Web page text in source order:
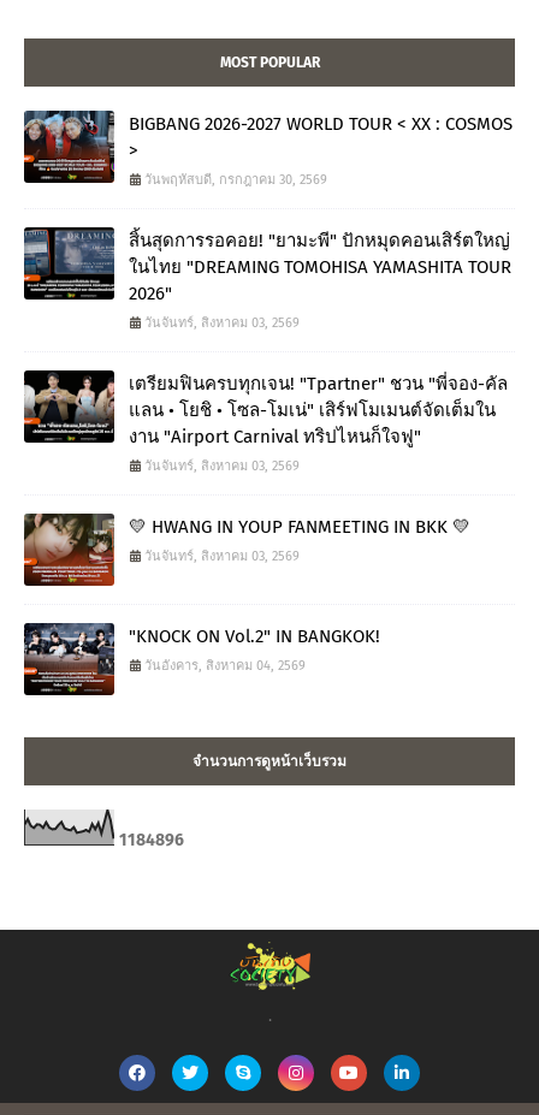
MOST POPULAR
BIGBANG 2026-2027 WORLD TOUR < XX : COSMOS
>
วันพฤหัสบดี, กรกฎาคม 30, 2569
สิ้นสุดการรอคอย! "ยามะพี" ปักหมุดคอนเสิร์ตใหญ่
ในไทย "DREAMING TOMOHISA YAMASHITA TOUR
2026"
วันจันทร์, สิงหาคม 03, 2569
เตรียมฟินครบทุกเจน! "Tpartner" ชวน "พี่จอง-คัล
แลน • โยชิ • โซล-โมเน่" เสิร์ฟโมเมนต์จัดเต็มใน
งาน "Airport Carnival ทริปไหนก็ใจฟู"
วันจันทร์, สิงหาคม 03, 2569
💛 HWANG IN YOUP FANMEETING IN BKK 💛
วันจันทร์, สิงหาคม 03, 2569
"KNOCK ON Vol.2" IN BANGKOK!
วันอังคาร, สิงหาคม 04, 2569
จำนวนการดูหน้าเว็บรวม
1184896
.